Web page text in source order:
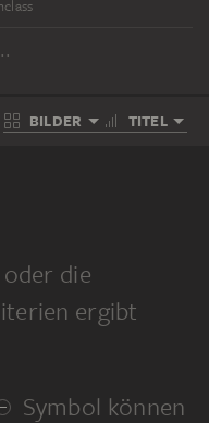
BILDER TITEL
die
ergibt
Symbol können